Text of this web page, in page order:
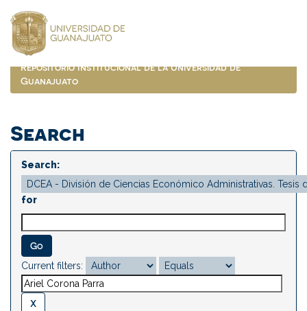
navigation
Repositorio Institucional de la Universidad de
Guanajuato
Search
Search:
for
Current filters: